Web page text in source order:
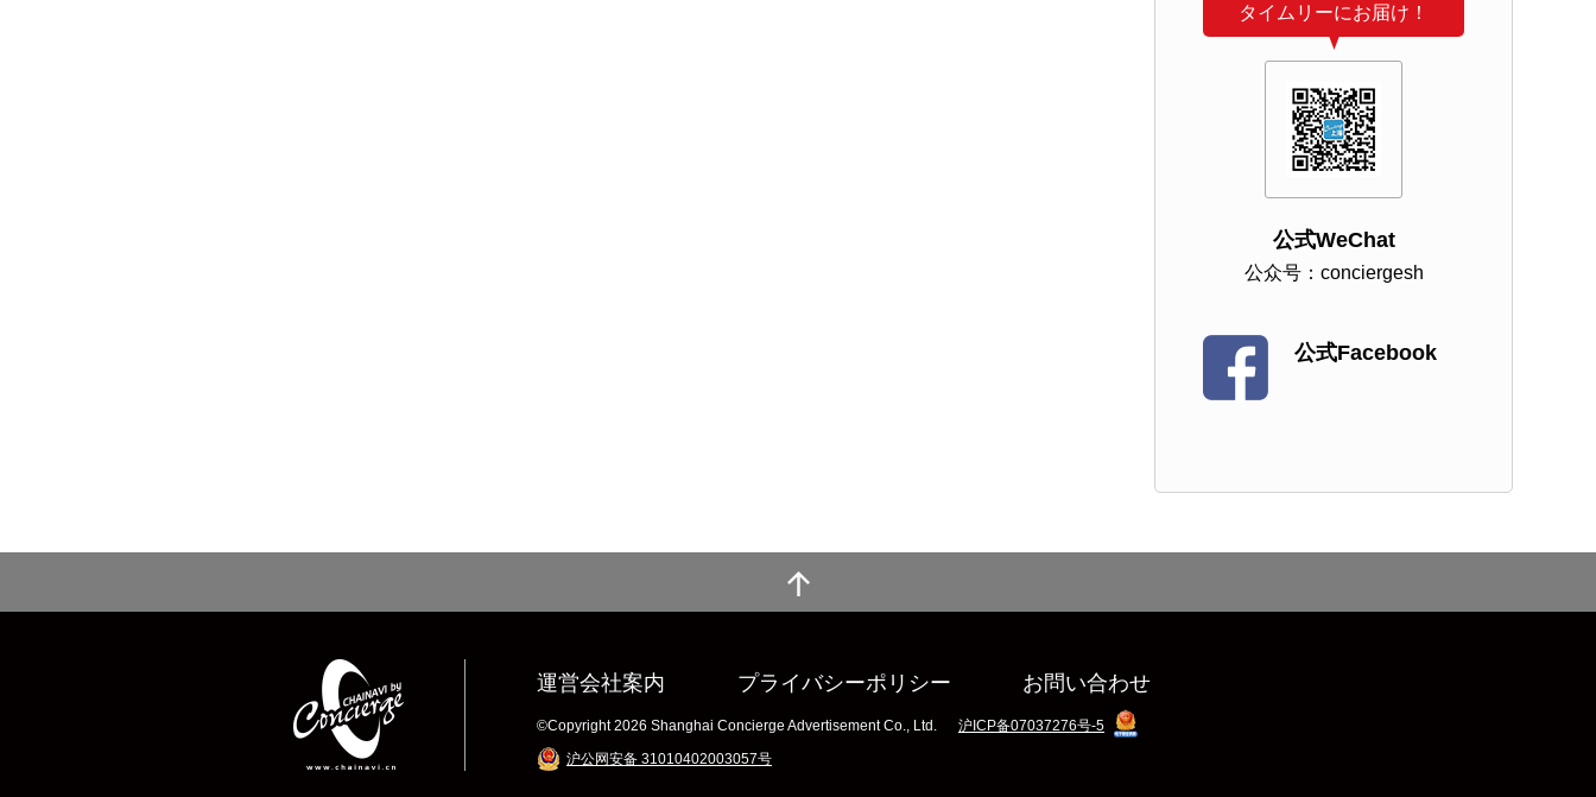
タイムリーにお届け！
公式WeChat
公众号：conciergesh
公式Facebook
運営会社案内 プライバシーポリシー お問い合わせ
©Copyright 2026 Shanghai Concierge Advertisement Co., Ltd.
沪ICP备07037276号-5
沪公网安备 31010402003057号